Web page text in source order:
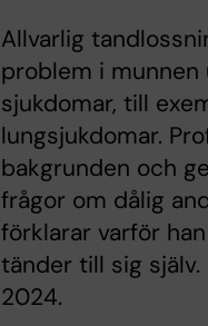
Allvarlig
problem i munnen
sjukdomar, till
lungsjukdomar.
bakgrunden och
frågor om dålig
förklarar varför
tänder till sig
2024.